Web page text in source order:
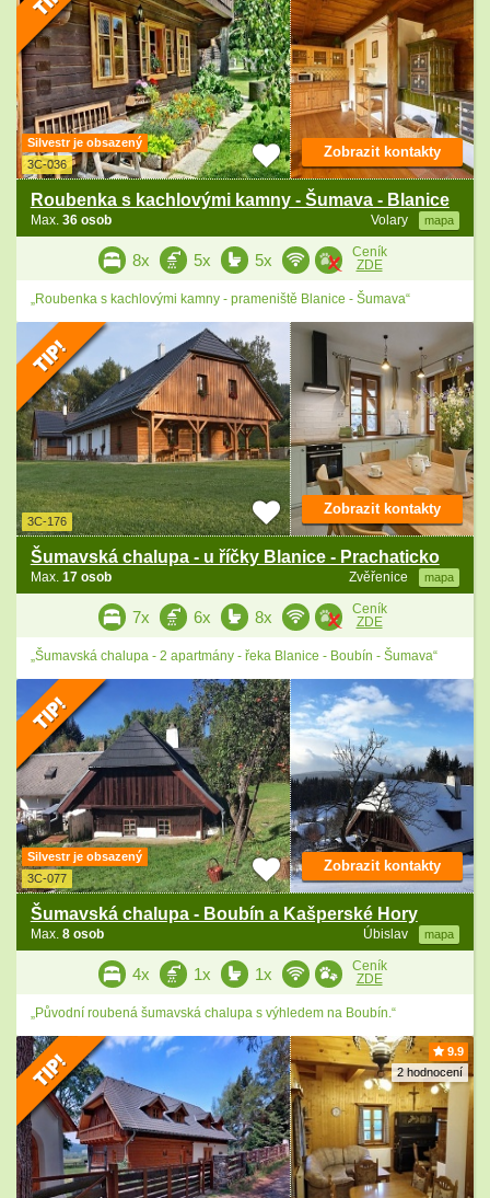
Silvestr je obsazený
3C-036
Roubenka s kachlovými kamny - Šumava - Blanice
Volary mapa
Max. 36 osob
Zobrazit kontakty
8x 5x 5x
Ceník
ZDE
„Roubenka s kachlovými kamny - prameniště Blanice - Šumava“
3C-176
Šumavská chalupa - u říčky Blanice - Prachaticko
Zvěřenice mapa
Max. 17 osob
Zobrazit kontakty
7x 6x 8x
Ceník
ZDE
„Šumavská chalupa - 2 apartmány - řeka Blanice - Boubín - Šumava“
Silvestr je obsazený
3C-077
Šumavská chalupa - Boubín a Kašperské Hory
Úbislav mapa
Max. 8 osob
Zobrazit kontakty
4x 1x 1x
Ceník
ZDE
„Původní roubená šumavská chalupa s výhledem na Boubín.“
9.9
2 hodnocení